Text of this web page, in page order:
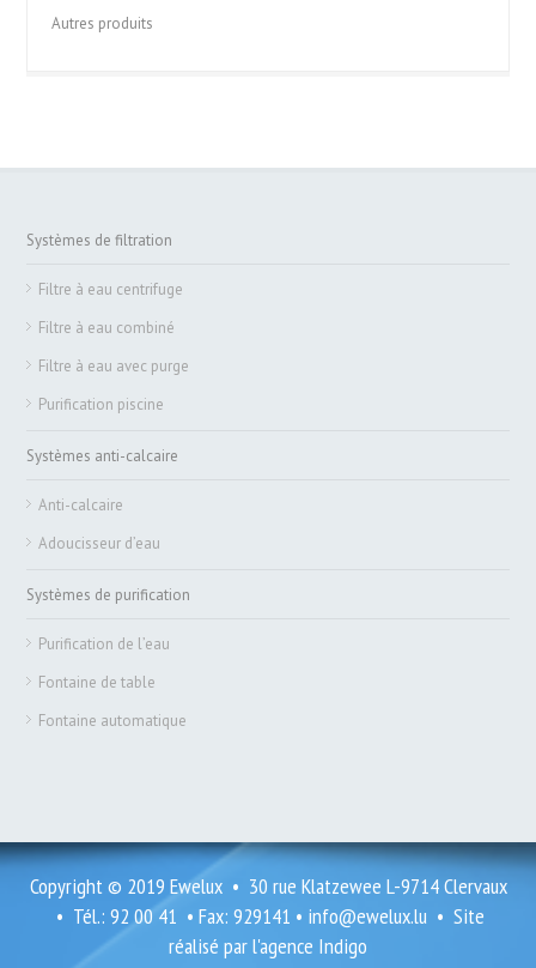
Autres produits
Systèmes de filtration
Filtre à eau centrifuge
Filtre à eau combiné
Filtre à eau avec purge
Purification piscine
Systèmes anti-calcaire
Anti-calcaire
Adoucisseur d’eau
Systèmes de purification
Purification de l’eau
Fontaine de table
Fontaine automatique
Copyright © 2019 Ewelux • 30 rue Klatzewee L-9714 Clervaux
• Tél.: 92 00 41 • Fax: 929141 • info@ewelux.lu • Site
réalisé par l'agence Indigo